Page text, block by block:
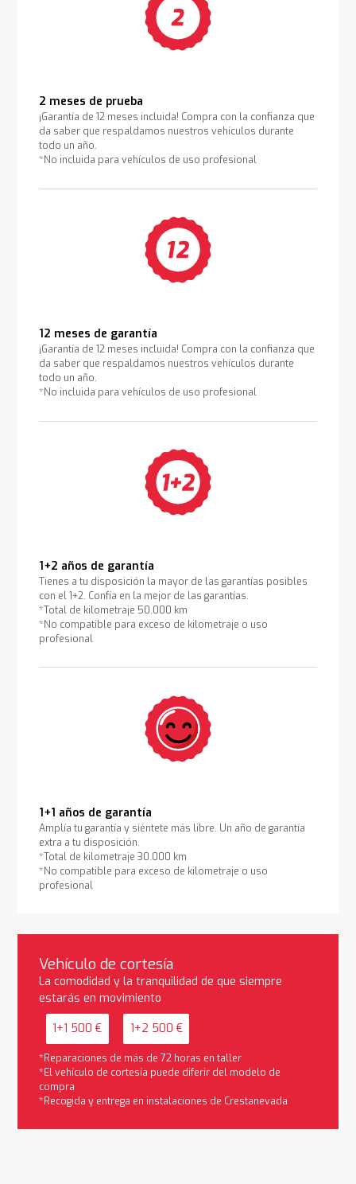
2 meses de prueba
¡Garantía de 12 meses incluida! Compra con la confianza que
da saber que respaldamos nuestros vehículos durante
todo un año.
*No incluida para vehículos de uso profesional
12 meses de garantía
¡Garantía de 12 meses incluida! Compra con la confianza que
da saber que respaldamos nuestros vehículos durante
todo un año.
*No incluida para vehículos de uso profesional
1+2 años de garantía
Tienes a tu disposición la mayor de las garantías posibles
con el 1+2. Confía en la mejor de las garantías.
*Total de kilometraje 50.000 km
*No compatible para exceso de kilometraje o uso
profesional
1+1 años de garantía
Amplía tu garantía y siéntete más libre. Un año de garantía
extra a tu disposición.
*Total de kilometraje 30.000 km
*No compatible para exceso de kilometraje o uso
profesional
Vehículo de cortesía
La comodidad y la tranquilidad de que siempre
estarás en movimiento
1+1 500 € 1+2 500 €
*Reparaciones de más de 72 horas en taller
*El vehículo de cortesía puede diferir del modelo de
compra
*Recogida y entrega en instalaciones de Crestanevada